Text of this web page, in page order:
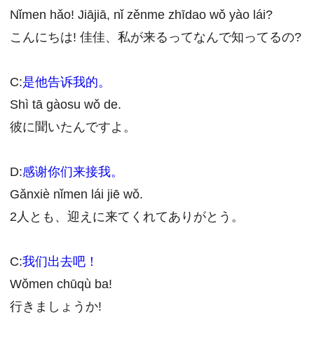
Nǐmen hǎo! Jiājiā, nǐ zěnme zhīdao wǒ yào lái?
こんにちは! 佳佳、私が来るってなんで知ってるの?
C:是他告诉我的。
Shì tā gàosu wǒ de.
彼に聞いたんですよ。
D:感谢你们来接我。
Gǎnxiè nǐmen lái jiē wǒ.
2人とも、迎えに来てくれてありがとう。
C:我们出去吧！
Wǒmen chūqù ba!
行きましょうか!